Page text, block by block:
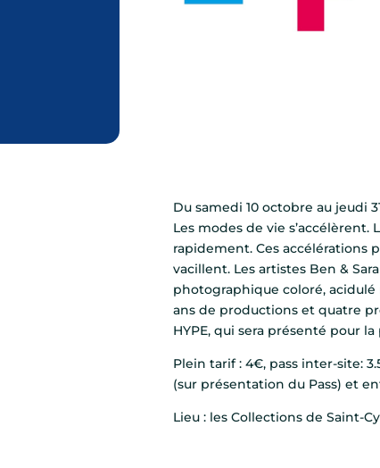
Du samedi 10 octobre au jeudi
Les modes de vie s’accélèrent.
rapidement. Ces accélérations
vacillent. Les artistes Ben &
photographique coloré,
ans de productions et quatre
HYPE, qui sera présenté pour
Plein tarif : 4€, pass inter-site:
(sur présentation du Pass) et
Lieu : les Collections de Saint-